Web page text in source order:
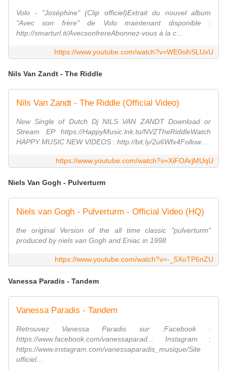
Volo - "Joséphine" (Clip officiel)Extrait du nouvel album
"Avec son frère" de Volo maintenant disponible :
http://smarturl.it/AvecsonfrereAbonnez-vous à la c...
https://www.youtube.com/watch?v=WE0sihSLUxU
Nils Van Zandt - The Riddle
Nils Van Zandt - The Riddle (Official Video)
New Single of Dutch Dj NILS VAN ZANDT Download or
Stream EP https://HappyMusic.lnk.to/NVZTheRiddleWatch
HAPPY MUSIC NEW VIDEOS : http://bit.ly/2u6Wfx4Follow...
https://www.youtube.com/watch?v=XiFOArjMUqU
Niels Van Gogh - Pulverturm
Niels van Gogh - Pulverturm - Official Video (HQ)
the original Version of the all time classic "pulverturm"
produced by niels van Gogh and Eniac in 1998
https://www.youtube.com/watch?v=-_5XoTP6nZU
Vanessa Paradis - Tandem
Vanessa Paradis - Tandem
Retrouvez Vanessa Paradis sur :Facebook :
https://www.facebook.com/vanessaparad... Instagram :
https://www.instagram.com/vanessaparadis_musique/Site
officiel...